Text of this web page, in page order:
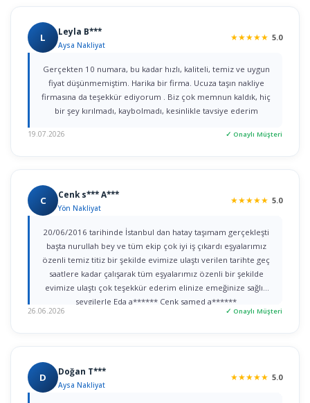
L Leyla B***
Aysa Nakliyat
★★★★★ 5.0
Gerçekten 10 numara, bu kadar hızlı, kaliteli, temiz ve uygun
fiyat düşünmemiştim. Harika bir firma. Ucuza taşın nakliye
firmasına da teşekkür ediyorum . Biz çok memnun kaldık, hiç
bir şey kırılmadı, kaybolmadı, kesinlikle tavsiye ederim
19.07.2026 ✓ Onaylı Müşteri
C Cenk s*** A***
Yön Nakliyat
★★★★★ 5.0
20/06/2016 tarihinde İstanbul dan hatay taşımam gerçekleşti
başta nurullah bey ve tüm ekip çok iyi iş çıkardı eşyalarımız
özenli temiz titiz bir şekilde evimize ulaştı verilen tarihte geç
saatlere kadar çalışarak tüm eşyalarımız özenli bir şekilde
evimize ulaştı çok teşekkür ederim elinize emeğinize sağlık
sevgilerle Eda a****** Cenk samed a******
26.06.2026 ✓ Onaylı Müşteri
D Doğan T***
Aysa Nakliyat
★★★★★ 5.0